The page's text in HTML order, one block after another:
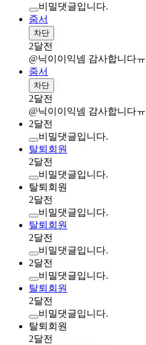
비밀댓글입니다.
줌서
차단
2달전
@닉이이익넴 감사합니다ㅠ
줌서
차단
2달전
@닉이이익넴 감사합니다ㅠ
2달전
비밀댓글입니다.
탈퇴회원
2달전
비밀댓글입니다.
탈퇴회원
2달전
비밀댓글입니다.
탈퇴회원
2달전
비밀댓글입니다.
2달전
비밀댓글입니다.
탈퇴회원
2달전
비밀댓글입니다.
탈퇴회원
2달전